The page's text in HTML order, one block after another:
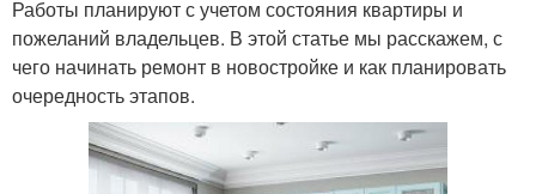
Работы планируют с учетом состояния квартиры и
пожеланий владельцев. В этой статье мы расскажем, с
чего начинать ремонт в новостройке и как планировать
очередность этапов.